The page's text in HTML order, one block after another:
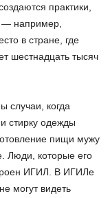
практики,
— например,
в стране, где
шестнадцать тысяч
случаи, когда
стирку одежды
пищи мужу
Люди, которые его
ИГИЛ. В ИГИЛе
могут видеть